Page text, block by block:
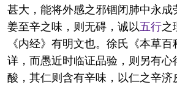
甚大，能将外感之邪锢闭肺中永
姜至辛之味，则无碍，诚以五行之
《内经》有明文也。徐氏《本草
详，而愚近时临证品验，则另有心
酸，其仁则含有辛味，以仁之辛济